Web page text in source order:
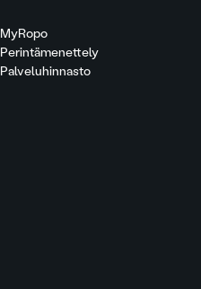
MyRopo
Perintämenettely
Palveluhinnasto